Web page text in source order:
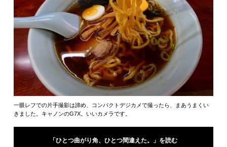
一眼レフでの片手撮影は諦め、コンパクトデジカメで撮ったら、まあうまくい
きました。キャノンのG7X。いいカメラです。
「ひとつ曲がり角、ひとつ間違えた。」を読む